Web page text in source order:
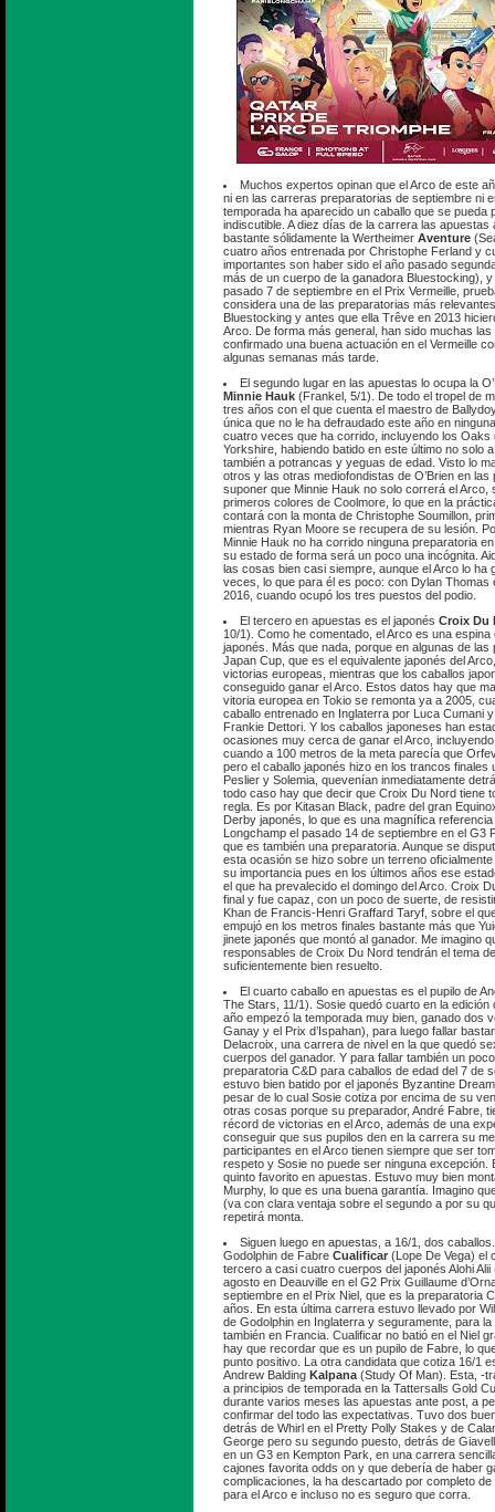
Muchos expertos opinan que el Arco de este
ni en las carreras preparatorias de septiembre ni
temporada ha aparecido un caballo que se pueda
indiscutible. A diez días de la carrera las
bastante sólidamente la Wertheimer Aventure
cuatro años entrenada por Christophe Ferland y
importantes son haber sido el año pasado
más de un cuerpo de la ganadora Bluestocking),
pasado 7 de septiembre en el Prix Vermeille,
considera una de las preparatorias más
Bluestocking y antes que ella Trêve en 2013
Arco. De forma más general, han sido muchas las
confirmado una buena actuación en el Vermeille
algunas semanas más tarde.
El segundo lugar en las apuestas lo ocupa la
Minnie Hauk (Frankel, 5/1). De todo el tropel de
tres años con el que cuenta el maestro de
única que no le ha defraudado este año en
cuatro veces que ha corrido, incluyendo los Oaks
Yorkshire, habiendo batido en este último no solo
también a potrancas y yeguas de edad. Visto lo
otros y las otras mediofondistas de O’Brien en
suponer que Minnie Hauk no solo correrá el Arco,
primeros colores de Coolmore, lo que en la
contará con la monta de Christophe Soumillon,
mientras Ryan Moore se recupera de su lesión.
Minnie Hauk no ha corrido ninguna preparatoria
su estado de forma será un poco una incógnita.
las cosas bien casi siempre, aunque el Arco lo ha
veces, lo que para él es poco: con Dylan Thomas
2016, cuando ocupó los tres puestos del podio.
El tercero en apuestas es el japonés Croix Du
10/1). Como he comentado, el Arco es una
japonés. Más que nada, porque en algunas de las
Japan Cup, que es el equivalente japonés del
victorias europeas, mientras que los caballos
conseguido ganar el Arco. Estos datos hay que
vitoria europea en Tokio se remonta ya a 2005,
caballo entrenado en Inglaterra por Luca Cumani
Frankie Dettori. Y los caballos japoneses han
ocasiones muy cerca de ganar el Arco,
cuando a 100 metros de la meta parecía que
pero el caballo japonés hizo en los trancos finales
Peslier y Solemia, quevenían inmediatamente
todo caso hay que decir que Croix Du Nord tiene
regla. Es por Kitasan Black, padre del gran
Derby japonés, lo que es una magnífica
Longchamp el pasado 14 de septiembre en el G3
que es también una preparatoria. Aunque se
esta ocasión se hizo sobre un terreno
su importancia pues en los últimos años ese
el que ha prevalecido el domingo del Arco. Croix
final y fue capaz, con un poco de suerte, de
Khan de Francis-Henri Graffard Taryf, sobre el
empujó en los metros finales bastante más que
jinete japonés que montó al ganador. Me imagino
responsables de Croix Du Nord tendrán el tema
suficientemente bien resuelto.
El cuarto caballo en apuestas es el pupilo de
The Stars, 11/1). Sosie quedó cuarto en la edición
año empezó la temporada muy bien, ganado dos
Ganay y el Prix d’Ispahan), para luego fallar
Delacroix, una carrera de nivel en la que quedó
cuerpos del ganador. Y para fallar también un
preparatoria C&D para caballos de edad del 7 de
estuvo bien batido por el japonés Byzantine
pesar de lo cual Sosie cotiza por encima de su
otras cosas porque su preparador, André Fabre,
récord de victorias en el Arco, además de una
conseguir que sus pupilos den en la carrera su
participantes en el Arco tienen siempre que ser
respeto y Sosie no puede ser ninguna excepción.
quinto favorito en apuestas. Estuvo muy bien
Murphy, lo que es una buena garantía. Imagino
(va con clara ventaja sobre el segundo a por su
repetirá monta.
Siguen luego en apuestas, a 16/1, dos
Godolphin de Fabre Cualificar (Lope De Vega) el
tercero a casi cuatro cuerpos del japonés Alohi
agosto en Deauville en el G2 Prix Guillaume
septiembre en el Prix Niel, que es la preparatoria
años. En esta última carrera estuvo llevado por
de Godolphin en Inglaterra y seguramente, para la
también en Francia. Cualificar no batió en el Niel
hay que recordar que es un pupilo de Fabre, lo
punto positivo. La otra candidata que cotiza 16/1
Andrew Balding Kalpana (Study Of Man). Esta, -
a principios de temporada en la Tattersalls Gold
durante varios meses las apuestas ante post, a
confirmar del todo las expectativas. Tuvo dos
detrás de Whirl en el Pretty Polly Stakes y de
George pero su segundo puesto, detrás de
en un G3 en Kempton Park, en una carrera
cajones favorita odds on y que debería de haber
complicaciones, la ha descartado por completo
para el Arco e incluso no es seguro que corra.